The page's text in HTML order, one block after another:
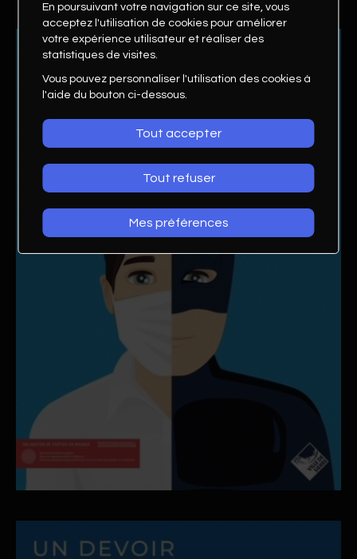
En poursuivant votre navigation sur ce site, vous
acceptez l'utilisation de cookies pour améliorer
votre expérience utilisateur et réaliser des
statistiques de visites.
Vous pouvez personnaliser l'utilisation des cookies à
l'aide du bouton ci-dessous.
Tout accepter
Tout refuser
Mes préférences